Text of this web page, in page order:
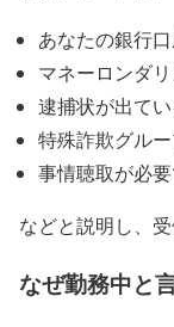
あなたの銀行
マネーロンダ
逮捕状が出てい
特殊詐欺グル
事情聴取が必
などと説明し、
なぜ勤務中と